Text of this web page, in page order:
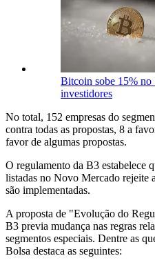
Bitcoin sobe 15% no
investidores
No total, 152 empresas do
contra todas as propostas, 8 a
favor de algumas propostas.
O regulamento da B3 estabelece
listadas no Novo Mercado rejeite
são implementadas.
A proposta de "Evolução do
B3 previa mudança nas regras
segmentos especiais. Dentre as
Bolsa destaca as seguintes: